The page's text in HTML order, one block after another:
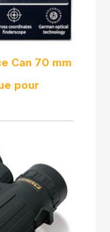
Can 70 mm
pour